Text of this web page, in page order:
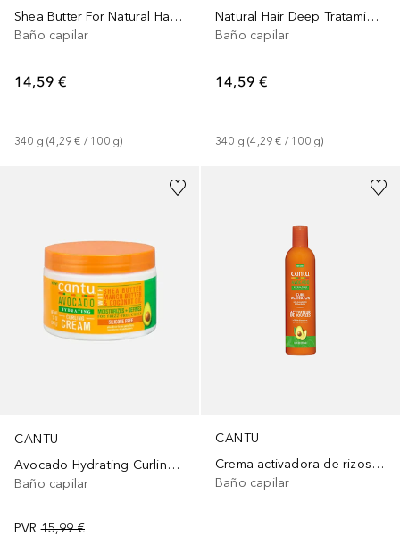
Shea Butter For Natural Hair Coconut Curling Cream
Baño capilar
14,59 €
340 g (4,29 € / 100 g)
Natural Hair Deep Tratamiento
Baño capilar
14,59 €
340 g (4,29 € / 100 g)
CANTU
Avocado Hydrating Curling Cream
Baño capilar
PVR 15,99 €
CANTU
Crema activadora de rizos con aguacate
Baño capilar